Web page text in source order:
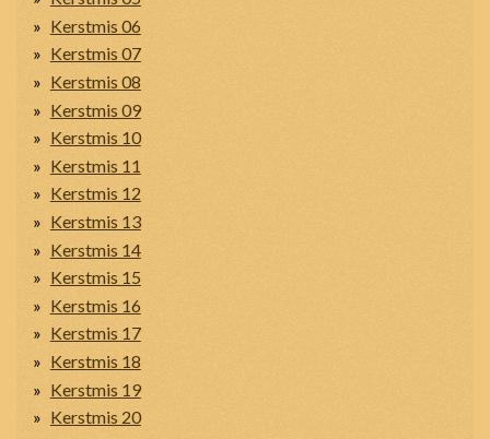
Kerstmis 06
Kerstmis 07
Kerstmis 08
Kerstmis 09
Kerstmis 10
Kerstmis 11
Kerstmis 12
Kerstmis 13
Kerstmis 14
Kerstmis 15
Kerstmis 16
Kerstmis 17
Kerstmis 18
Kerstmis 19
Kerstmis 20